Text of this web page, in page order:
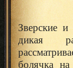
Зверские
дикая
болячка